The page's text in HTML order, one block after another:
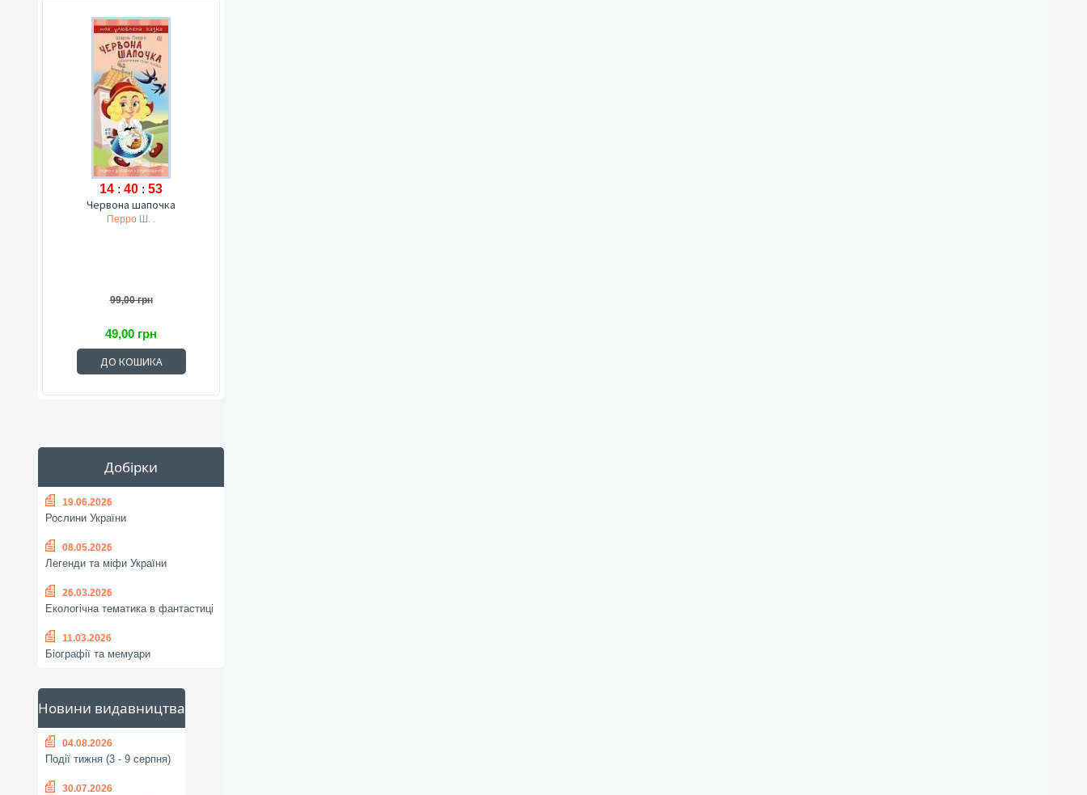
14 : 40 : 52
Червона шапочка
Перро Ш. .
99,00 грн
49,00 грн
ДО КОШИКА
Добірки
19.06.2026
Рослини України
08.05.2026
Легенди та міфи України
26.03.2026
Екологічна тематика в фантастиці
11.03.2026
Біографії та мемуари
Новини видавництва
04.08.2026
Події тижня (3 - 9 серпня)
30.07.2026